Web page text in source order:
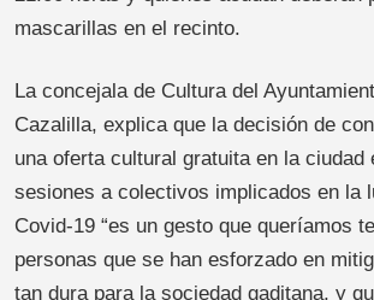
mascarillas en el recinto.
La concejala de Cultura del
Cazalilla, explica que la decisión de
una oferta cultural gratuita en la ciudad
sesiones a colectivos implicados en la
Covid-19 “es un gesto que queríamos
personas que se han esforzado en
tan dura para la sociedad gaditana, y